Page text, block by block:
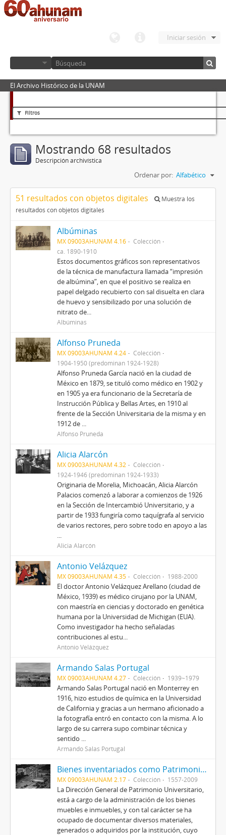
Iniciar sesión
El Archivo Histórico de la UNAM
Filtros
Mostrando 68 resultados
Descripción archivística
Ordenar por: Alfabético
51 resultados con objetos digitales
Muestra los
resultados con objetos digitales
Albúminas
MX 09003AHUNAM 4.16
Colección
ca. 1890-1910
Estos documentos gráficos son representativos
de la técnica de manufactura llamada “impresión
de albúmina”, en que el positivo se realiza en
papel delgado recubierto con sal disuelta en clara
de huevo y sensibilizado por una solución de
nitrato de...
Albúminas
Alfonso Pruneda
MX 09003AHUNAM 4.24
Colección
1904-1950 (predominan 1924-1928)
Alfonso Pruneda García nació en la ciudad de
México en 1879, se tituló como médico en 1902 y
en 1905 ya era funcionario de la Secretaría de
Instrucción Pública y Bellas Artes, en 1910 al
frente de la Sección Universitaria de la misma y en
1912 de ...
Alfonso Pruneda
Alicia Alarcón
MX 09003AHUNAM 4.32
Colección
1924-1946 (predominan 1924-1933)
Originaria de Morelia, Michoacán, Alicia Alarcón
Palacios comenzó a laborar a comienzos de 1926
en la Sección de Intercambió Universitario, y a
partir de 1933 fungiría como taquígrafa al servicio
de varios rectores, pero sobre todo en apoyo a las
...
Alicia Alarcón
Antonio Velázquez
MX 09003AHUNAM 4.35 Colección 1988-2000
El doctor Antonio Velázquez Arellano (ciudad de
México, 1939) es médico cirujano por la UNAM,
con maestría en ciencias y doctorado en genética
humana por la Universidad de Michigan (EUA).
Como investigador ha hecho señaladas
contribuciones al estu...
Antonio Velázquez
Armando Salas Portugal
MX 09003AHUNAM 4.27 Colección 1939~1979
Armando Salas Portugal nació en Monterrey en
1916, hizo estudios de química en la Universidad
de California y gracias a un hermano aficionado a
la fotografía entró en contacto con la misma. A lo
largo de su carrera supo combinar técnica y
sentido ...
Armando Salas Portugal
Bienes inventariados como Patrimonio universitario 1557~2009
MX 09003AHUNAM 2.17 Colección 1557-2009
La Dirección General de Patrimonio Universitario,
está a cargo de la administración de los bienes
muebles e inmuebles, y con tal carácter se ha
ocupado de documentar diversos materiales,
generados o adquiridos por la institución, cuyo